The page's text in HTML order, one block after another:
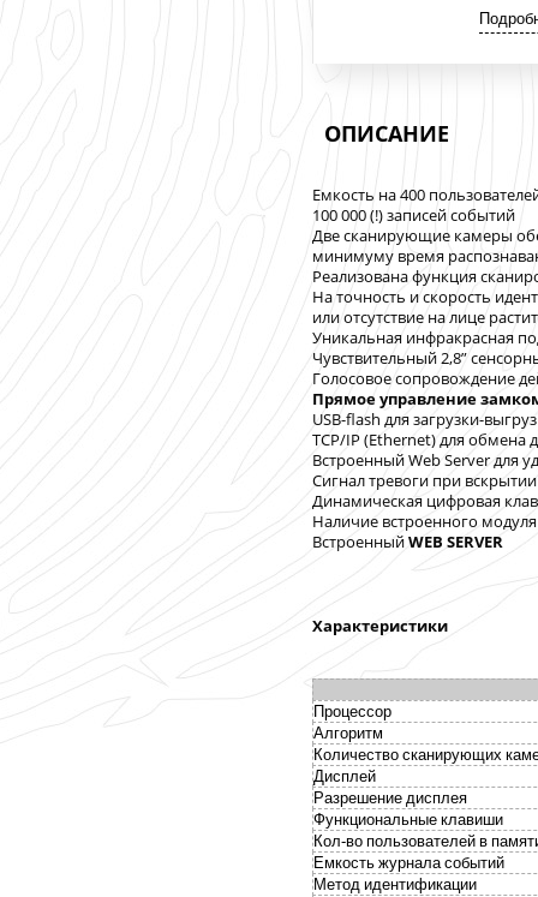
ОПИСАНИЕ
Емкость на 400
100 000 (!) записей событий
Две сканирующие камеры
минимуму время
Реализована функция
На точность и скорость
или отсутствие на лице
Уникальная инфракрасная
Чувствительный 2,8”
Голосовое сопровождение
Прямое управление
USB-flash для загрузки-
TCP/IP (Ethernet) для
Встроенный Web Server для
Сигнал тревоги при
Динамическая цифровая
Наличие встроенного
ВстроенныйWEB SERVER
Характеристики
Процессор
Алгоритм
Количество сканирующих
Дисплей
Разрешение дисплея
Функциональные клавиши
Кол-во пользователей в
Емкость журнала событий
Метод идентификации